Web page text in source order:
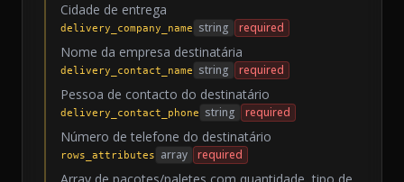
Cidade de entrega
delivery_company_name string required
Nome da empresa destinatária
delivery_contact_name string required
Pessoa de contacto do destinatário
delivery_contact_phone string required
Número de telefone do destinatário
rows_attributes array required